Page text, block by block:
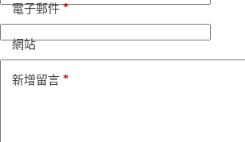
電子郵件*
網站
新增留言 *